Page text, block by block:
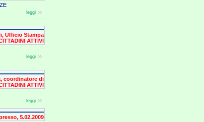
leggi
Ufficio Stampa
ATTIVI
leggi
coordinatore di
ATTIVI
leggi
5.02.2009